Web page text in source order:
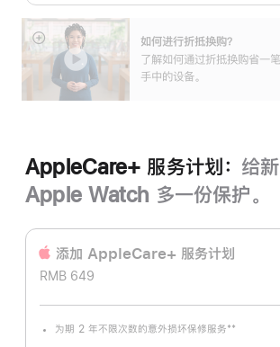
如何进行折抵换购？
了解如何通过折抵换购省一
手中的设备。
展
AppleCare+ 服务计划： 给新
Apple Watch 多一份保护。
添加 AppleCare+ 服务计‍划
RMB 649
为期 2 年不限次数的意外损坏保修服务**